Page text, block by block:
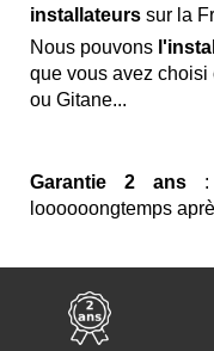
installateurs sur la
Nous pouvons
que vous avez choisi
ou Gitane...
Garantie 2 ans
loooooongtemps